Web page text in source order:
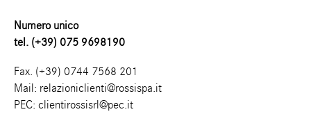
Numero unico
tel. (+39) 075 9698190
Fax. (+39) 0744 7568 201
Mail: relazioniclienti@rossispa.it
PEC: clientirossisrl@pec.it